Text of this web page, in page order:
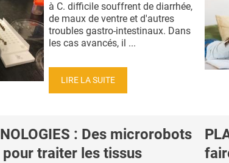
à C. difficile souffrent de diarrhée,
de maux de ventre et d'autres
troubles gastro-intestinaux. Dans
les cas avancés, il ...
LIRE LA SUITE
: Des microrobots
traiter les tissus